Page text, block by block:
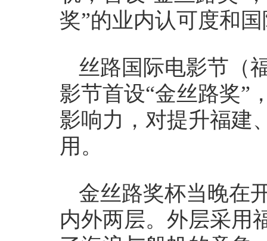
奖”的业内认可度和
丝路国际电影节（
影节首设“金丝路奖”
影响力，对提升福建
用。
金丝路奖杯当晚在
内外两层。外层采用